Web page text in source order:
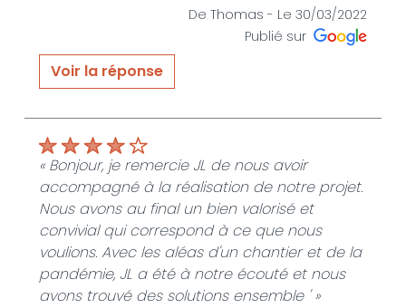
De Thomas - Le 30/03/2022
Publié sur
Voir la réponse
« Bonjour, je remercie JL de nous avoir
accompagné à la réalisation de notre projet.
Nous avons au final un bien valorisé et
convivial qui correspond à ce que nous
voulions. Avec les aléas d'un chantier et de la
pandémie, JL a été à notre écouté et nous
avons trouvé des solutions ensemble ' »